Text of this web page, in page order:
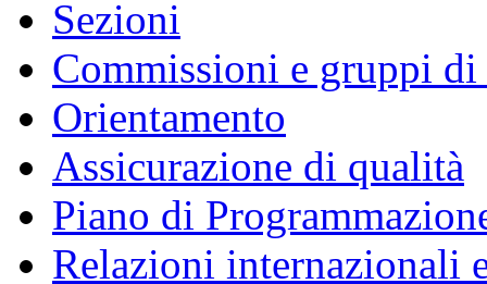
Sezioni
Commissioni e gruppi
Orientamento
Assicurazione di qualità
Piano di
Relazioni internazionali